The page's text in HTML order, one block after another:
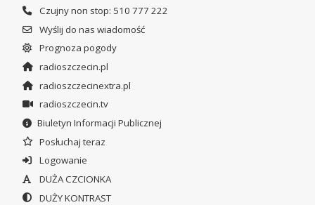
Czujny non stop: 510 777 222
Wyślij do nas wiadomość
Prognoza pogody
radioszczecin.pl
radioszczecinextra.pl
radioszczecin.tv
Biuletyn Informacji Publicznej
Posłuchaj teraz
Logowanie
DUŻA CZCIONKA
DUŻY KONTRAST